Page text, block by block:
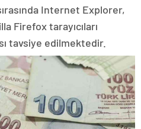
Internet Explorer,
Firefox tarayıcıları
tavsiye edilmektedir.